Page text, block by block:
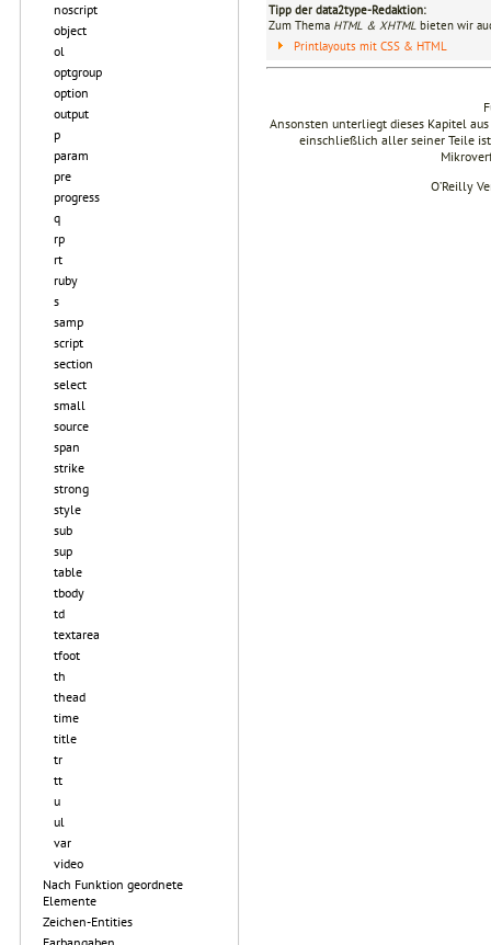
noscript
object
ol
optgroup
option
output
p
param
pre
progress
q
rp
rt
ruby
s
samp
script
section
select
small
source
span
strike
strong
style
sub
sup
table
tbody
td
textarea
tfoot
th
thead
time
title
tr
tt
u
ul
var
video
Nach Funktion geordnete
Elemente
Zeichen-Entities
Tipp der data2type-Redaktion:
Zum Thema HTML & XHTML bieten wir
Printlayouts mit CSS & HTML
Ansonsten unterliegt dieses Kapitel
einschließlich aller seiner Teile
O’Reilly